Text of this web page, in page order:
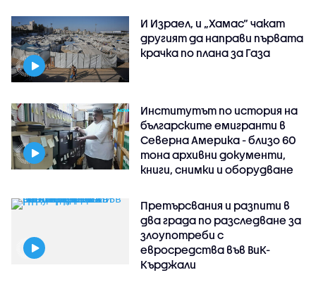
И Израел, и „Хамас“ чакат
другият да направи първата
крачка по плана за Газа
Институтът по история на
българските емигранти в
Северна Америка - близо 60
тона архивни документи,
книги, снимки и оборудване
Претърсвания и разпити в
два града по разследване за
злоупотреби с
евросредства във ВиК-
Кърджали